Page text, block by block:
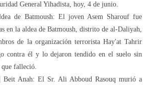
General Yihadista, hoy, 4 de junio.
de Batmoush: El joven Asem Sharouf fue
en la aldea de Batmoush, distrito de al-Daliyah,
de la organización terrorista Hay'at Tahrir
contra él y lo dejaron tendido en el suelo sin
que falleció.
Beit Anah: El Sr. Ali Abboud Rasouq murió a